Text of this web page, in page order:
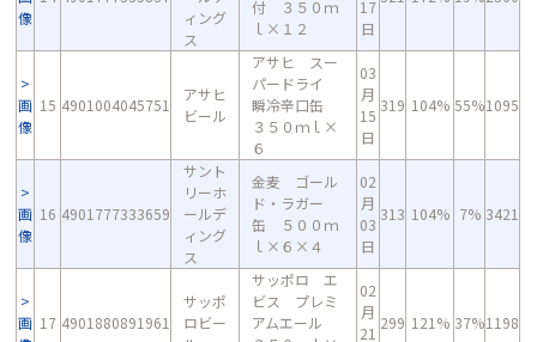
像
ィング
ス
付 ３５０ｍ
ｌ×１２
17
日
画
像
15 4901004045751
アサヒ
ビール
アサヒ スー
パードライ
瞬冷辛口缶
３５０ｍｌ×
６
03
月
15
日
319 104% 55%1095
画
像
16 4901777333659
サント
リーホ
ールデ
ィング
ス
金麦 ゴール
ド・ラガー
缶 ５００ｍ
ｌ×６×４
02
月
03
日
313 104% 7% 3421
画 17 4901880891961
サッポ
ロビー
サッポロ エ
ビス プレミ
アムエール
02
月
21
299 121% 37%1198